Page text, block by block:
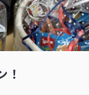
！